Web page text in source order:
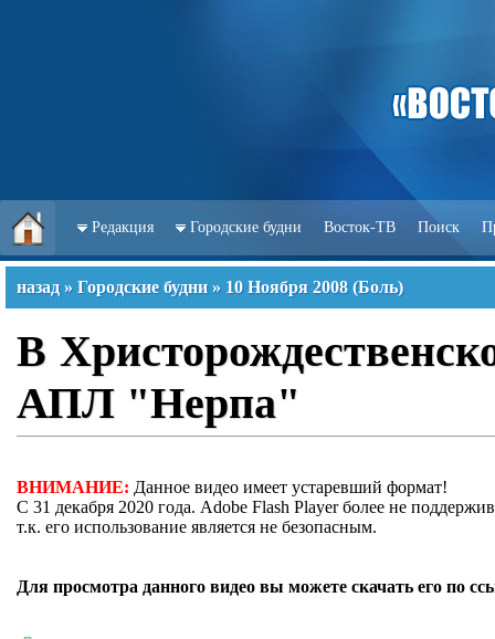
Редакция Городские будни Восток-ТВ Поиск
назад » Городские будни » 10 Ноября 2008 (Боль)
В
АПЛ "Нерпа"
ВНИМАНИЕ: Данное видео имеет устаревший формат!
С 31 декабря 2020 года. Adobe Flash Player более не
т.к. его использование является не безопасным.
Для просмотра данного видео вы можете скачать его по